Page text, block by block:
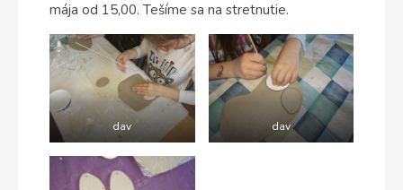
mája od 15,00. Tešíme sa na stretnutie.
dav dav